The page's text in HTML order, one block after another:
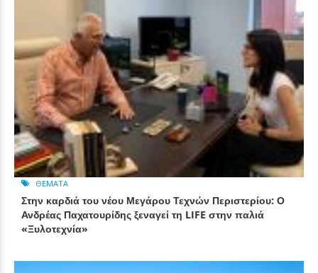
ΘΈΜΑΤΑ
Στην καρδιά του νέου Μεγάρου Τεχνών Περιστερίου: Ο
Ανδρέας Παχατουρίδης ξεναγεί τη LIFE στην παλιά
«Ξυλοτεχνία»